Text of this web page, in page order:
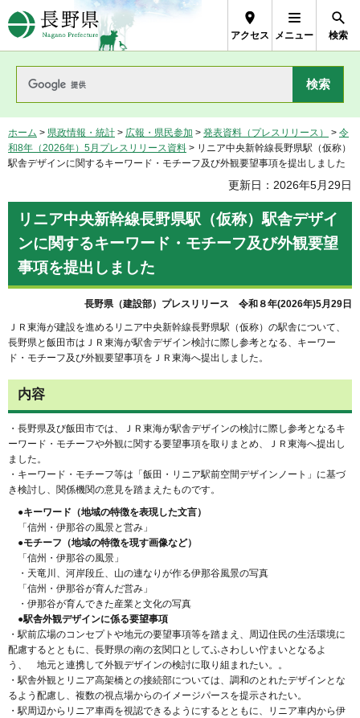
長野県Nagano Prefecture
アクセス メニュー 検索
ホーム > 県政情報・統計 > 広報・県民参加 > 発表資料（プレスリリース） > 令
和8年（2026年）5月プレスリリース資料 > リニア中央新幹線長野県駅（仮称）
駅舎デザインに関するキーワード・モチーフ及び外観要望事項を提出しました
更新日：2026年5月29日
リニア中央新幹線長野県駅（仮称）駅舎デザイ
ンに関するキーワード・モチーフ及び外観要望
事項を提出しました
長野県（建設部）プレスリリース 令和８年(2026年)5月29日
ＪＲ東海が建設を進めるリニア中央新幹線長野県駅（仮称）の駅舎について、
長野県と飯田市はＪＲ東海が駅舎デザイン検討に際し参考となる、キーワー
ド・モチーフ及び外観要望事項をＪＲ東海へ提出しました。
内容
・⻑野県及び飯田市では、ＪＲ東海が駅舎デザインの検討に際し参考となるキ
ーワード・モチーフや外観に関する要望事項を取りまとめ、ＪＲ東海へ提出し
ました。
・キーワード・モチーフ等は「飯田・リニア駅前空間デザインノート」に基づ
き検討し、関係機関の意見を踏まえたものです。
●キーワード（地域の特徴を表現した文言）
「信州・伊那谷の風景と営み」
●モチーフ（地域の特徴を現す画像など）
「信州・伊那谷の風景」
・天竜川、河岸段丘、山の連なりが作る伊那谷風景の写真
「信州・伊那谷が育んだ営み」
・伊那谷が育んできた産業と文化の写真
●駅舎外観デザインに係る要望事項
・駅前広場のコンセプトや地元の要望事項等を踏まえ、周辺住民の生活環境に
配慮するとともに、長野県の南の玄関口としてふさわしい佇まいとなるよ
う、 地元と連携して外観デザインの検討に取り組まれたい。。
・駅舎外観とリニア高架橋との接続部については、調和のとれたデザインとな
るよう配慮し、複数の視点場からのイメージパースを提示されたい。
・駅周辺からリニア車両を視認できるようにするとともに、リニア車内から伊